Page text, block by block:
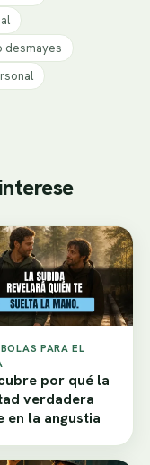
desmayes
PARA EL
por qué la
verdadera
en la angustia